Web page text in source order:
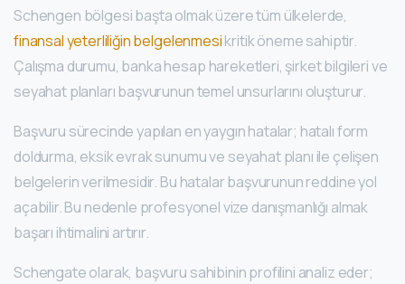
Schengen bölgesi başta olmak üzere tüm ülkelerde,
finansal yeterliliğin belgelenmesikritik öneme sahiptir.
Çalışma durumu, banka hesap hareketleri, şirket bilgileri ve
seyahat planları başvurunun temel unsurlarını oluşturur.
Başvuru sürecinde yapılan en yaygın hatalar; hatalı form
doldurma, eksik evrak sunumu ve seyahat planı ile çelişen
belgelerin verilmesidir. Bu hatalar başvurunun reddine yol
açabilir. Bu nedenle profesyonel vize danışmanlığı almak
başarı ihtimalini artırır.
Schengate olarak, başvuru sahibinin profilini analiz eder;